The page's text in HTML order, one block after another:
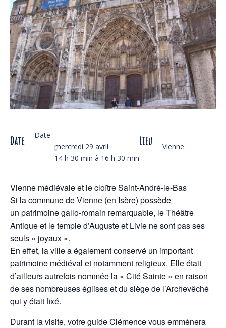
Date
Date :
mercredi 29 avril
14 h 30 min à 16 h 30 min
Lieu Vienne
Vienne médiévale et le cloître Saint-André-le-Bas
Si la commune de Vienne (en Isère) possède
un patrimoine gallo-romain remarquable, le Théâtre
Antique et le temple d’Auguste et Livie ne sont pas ses
seuls « joyaux ».
En effet, la ville a également conservé un important
patrimoine médiéval et notamment religieux. Elle était
d’ailleurs autrefois nommée la « Cité Sainte » en raison
de ses nombreuses églises et du siège de l’Archevêché
qui y était fixé.
Durant la visite, votre guide Clémence vous emmènera